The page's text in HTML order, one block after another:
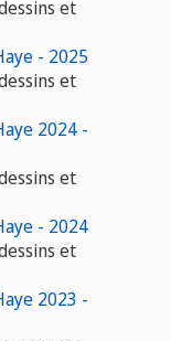
et
- 2025
et
2024 -
et
- 2024
et
2023 -